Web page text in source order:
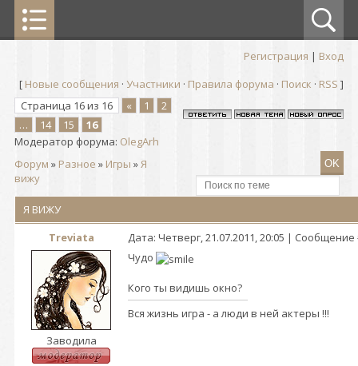
Регистрация | Вход
[ Новые сообщения · Участники · Правила форума · Поиск · RSS ]
Страница 16из 16 « 1
2
…
14 15
16
Модератор форума: OlegArh
Форум » Разное » Игры »Я
вижу
Я ВИЖУ
Treviata
Дата: Четверг, 21.07.2011, 20:05 |
Заводила
Чудо
Кого ты видишь окно?
Вся жизнь игра - а люди в ней актеры !!!